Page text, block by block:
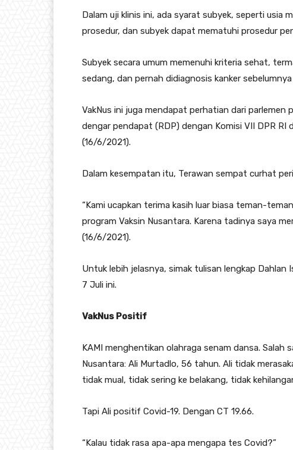
Dalam uji klinis ini, ada syarat subyek, seperti usia
prosedur, dan subyek dapat mematuhi prosedur
Subyek secara umum memenuhi kriteria sehat,
sedang, dan pernah didiagnosis kanker
VakNus ini juga mendapat perhatian dari parlemen
dengar pendapat (RDP) dengan Komisi VII DPR RI
(16/6/2021).
Dalam kesempatan itu, Terawan sempat curhat
“Kami ucapkan terima kasih luar biasa teman-
program Vaksin Nusantara. Karena tadinya saya
(16/6/2021).
Untuk lebih jelasnya, simak tulisan lengkap Dahlan
7 Juli ini.
VakNus Positif
KAMI menghentikan olahraga senam dansa. Salah
Nusantara: Ali Murtadlo, 56 tahun. Ali tidak
tidak mual, tidak sering ke belakang, tidak
Tapi Ali positif Covid-19. Dengan CT 19.66.
“Kalau tidak rasa apa-apa mengapa tes Covid?”